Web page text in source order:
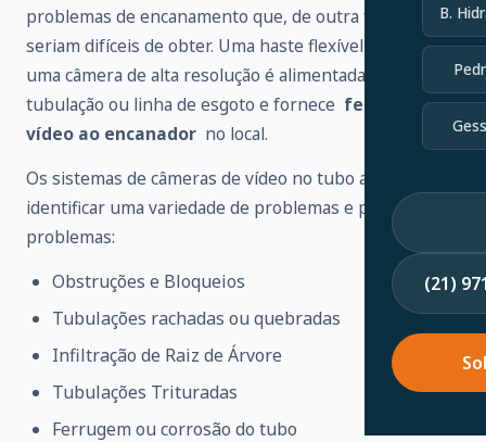
B.
(21)
problemas de encanamento que, de outra forma,
seriam difíceis de obter. Uma haste flexível conectada a
uma câmera de alta resolução é alimentada através de
tubulação ou linha de esgoto e fornece feedback de
vídeo ao encanador no local.
Os sistemas de câmeras de vídeo no tubo ajudam a
identificar uma variedade de problemas e possíveis
problemas:
Obstruções e Bloqueios
Tubulações rachadas ou quebradas
Infiltração de Raiz de Árvore
Tubulações Trituradas
Ferrugem ou corrosão do tubo